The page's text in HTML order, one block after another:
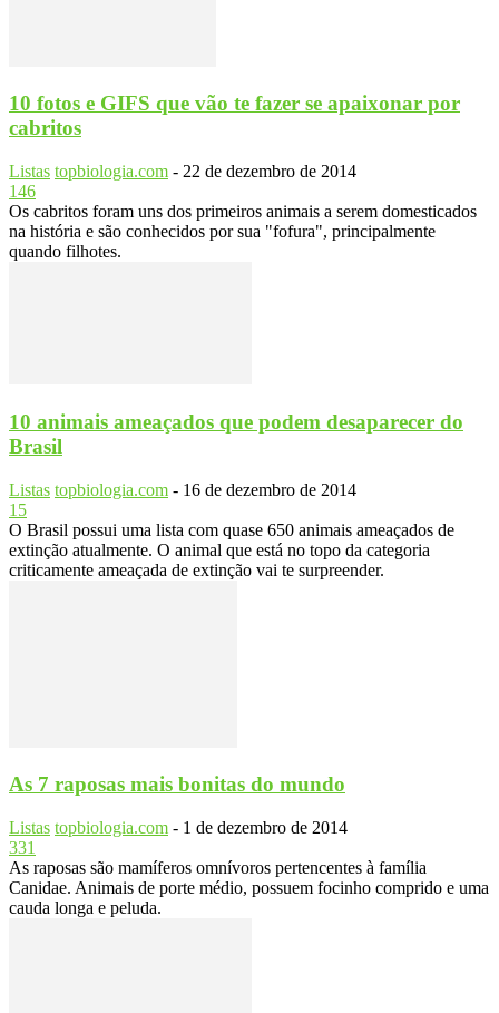
10 fotos e GIFS que vão te fazer se apaixonar por
cabritos
Listas topbiologia.com - 22 de dezembro de 2014
146
Os cabritos foram uns dos primeiros animais a serem domesticados
na história e são conhecidos por sua "fofura", principalmente
quando filhotes.
10 animais ameaçados que podem desaparecer do
Brasil
Listas topbiologia.com - 16 de dezembro de 2014
15
O Brasil possui uma lista com quase 650 animais ameaçados de
extinção atualmente. O animal que está no topo da categoria
criticamente ameaçada de extinção vai te surpreender.
As 7 raposas mais bonitas do mundo
Listas topbiologia.com - 1 de dezembro de 2014
331
As raposas são mamíferos omnívoros pertencentes à família
Canidae. Animais de porte médio, possuem focinho comprido e uma
cauda longa e peluda.